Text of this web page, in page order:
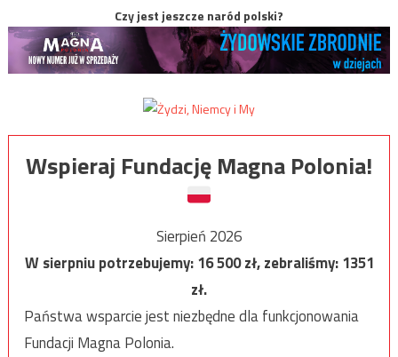
Czy jest jeszcze naród polski?
Wspieraj Fundację Magna Polonia!
Sierpień 2026
W sierpniu potrzebujemy:16 500zł, zebraliśmy:1351
zł.
Państwa wsparcie jest niezbędne dla funkcjonowania
Fundacji Magna Polonia.